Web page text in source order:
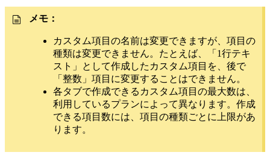
メモ：
カスタム項目の名前は変更できますが、項目の
種類は変更できません。たとえば、「1行テキ
スト」として作成したカスタム項目を、後で
「整数」項目に変更することはできません。
各タブで作成できるカスタム項目の最大数は、
利用しているプランによって異なります。作成
できる項目数には、項目の種類ごとに上限があ
ります。